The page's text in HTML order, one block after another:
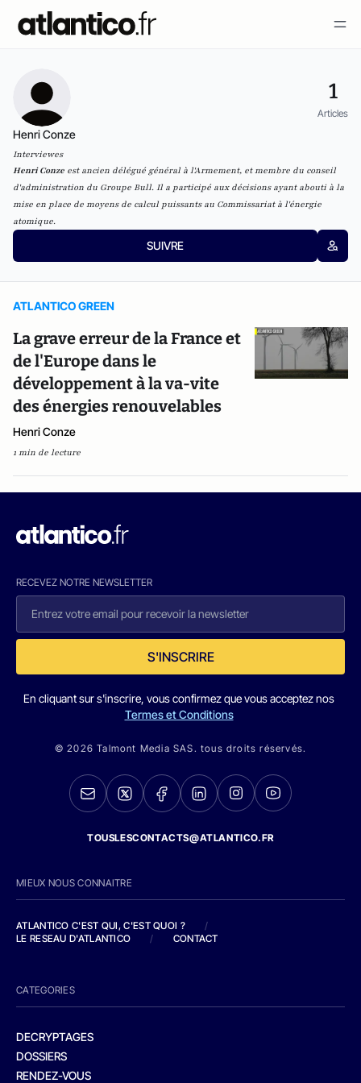
1
Articles
Henri Conze
Interviewes
Henri Conze est ancien délégué général à l'Armement, et membre du conseil
d'administration du Groupe Bull. Il a participé aux décisions ayant abouti à la
mise en place de moyens de calcul puissants au Commissariat à l'énergie
atomique.
SUIVRE
ATLANTICO GREEN
La grave erreur de la France et
de l'Europe dans le
développement à la va-vite
des énergies renouvelables
Henri Conze
1 min de lecture
RECEVEZ NOTRE NEWSLETTER
S'INSCRIRE
En cliquant sur s'inscrire, vous confirmez que vous acceptez nos
Termes et Conditions
© 2026 Talmont Media SAS. tous droits réservés.
TOUSLESCONTACTS@ATLANTICO.FR
MIEUX NOUS CONNAITRE
ATLANTICO C'EST QUI, C'EST QUOI ?
/
LE RESEAU D'ATLANTICO
/ CONTACT
CATEGORIES
DECRYPTAGES
DOSSIERS
RENDEZ-VOUS